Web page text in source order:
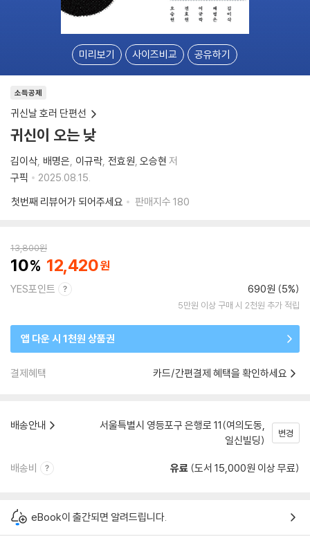
미리보기 사이즈비교 공유하기
소득공제
귀신날 호러 단편선
귀신이 오는 낮
김이삭 배명은 이규락 전효원 오승현 저
구픽
2025.08.15.
첫번째 리뷰어가 되어주세요
판매지수 180
13,800원
10 12,420
YES포인트 690원 (5%)
5만원 이상 구매 시 2천원 추가 적립
앱 다운 시 1천원 상품권
결제혜택 카드/간편결제 혜택을 확인하세요
배송안내
서울특별시 영등포구 은행로 11(여의도동,
일신빌딩)
변경
배송비 유료 (도서 15,000원 이상 무료)
eBook이 출간되면 알려드립니다.